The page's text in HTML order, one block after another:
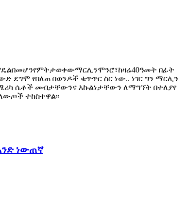
በፊት
ደግሞ የበለጠ በወንዶች ቁጥጥር ስር ነው.. ነገር ግን ማርሊን
ሴቶች መብታቸውንና እኩልነታቸውን ለማግኘት በተለያየ
ተከስተዋል፡፡
ነውጠኛ